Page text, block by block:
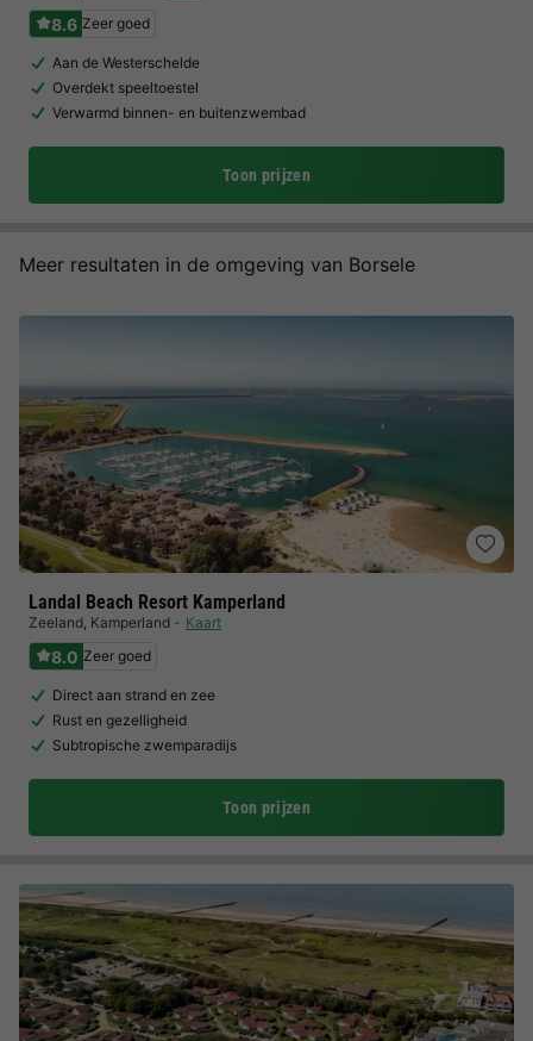
8.6 Zeer goed
Aan de Westerschelde
Overdekt speeltoestel
Verwarmd binnen- en buitenzwembad
Toon prijzen
Meer resultaten in de omgeving van Borsele
Landal Beach Resort Kamperland
Zeeland, Kamperland Kaart
8.0 Zeer goed
Direct aan strand en zee
Rust en gezelligheid
Subtropische zwemparadijs
Toon prijzen